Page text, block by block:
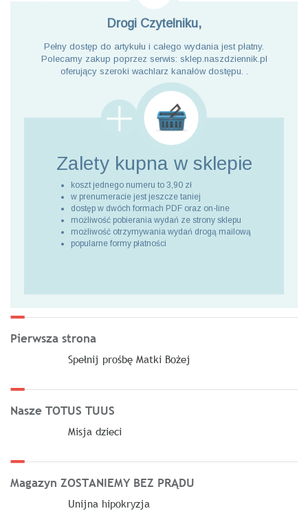
Drogi Czytelniku,
Pełny dostęp do artykułu i całego wydania jest płatny.
Polecamy zakup poprzez serwis: sklep.naszdziennik.pl
oferujący szeroki wachlarz kanałów dostępu. .
Zalety kupna w sklepie
koszt jednego numeru to 3,90 zł
w prenumeracie jest jeszcze taniej
dostęp w dwóch formach PDF oraz on-line
możliwość pobierania wydań ze strony sklepu
możliwość otrzymywania wydań drogą mailową
popularne formy płatności
Pierwsza strona
Spełnij prośbę Matki Bożej
Nasze TOTUS TUUS
Misja dzieci
Magazyn ZOSTANIEMY BEZ PRĄDU
Unijna hipokryzja